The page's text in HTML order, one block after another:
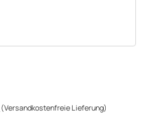
(Versandkostenfreie Lieferung)